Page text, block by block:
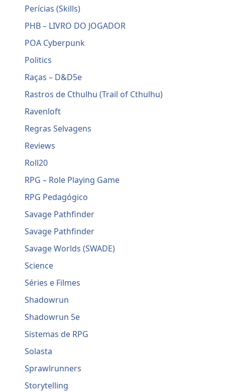
Perícias (Skills)
PHB – LIVRO DO JOGADOR
POA Cyberpunk
Politics
Raças – D&D5e
Rastros de Cthulhu (Trail of Cthulhu)
Ravenloft
Regras Selvagens
Reviews
Roll20
RPG – Role Playing Game
RPG Pedagógico
Savage Pathfinder
Savage Pathfinder
Savage Worlds (SWADE)
Science
Séries e Filmes
Shadowrun
Shadowrun 5e
Sistemas de RPG
Solasta
Sprawlrunners
Storytelling